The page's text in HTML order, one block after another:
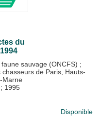
du
sauvage (ONCFS) ;
de Paris, Hauts-
Marne
; 1995
Disponible